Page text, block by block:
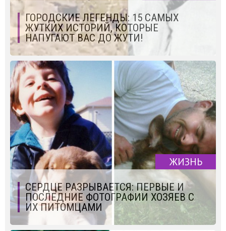
ГОРОДСКИЕ ЛЕГЕНДЫ: 15 САМЫХ
ЖУТКИХ ИСТОРИЙ, КОТОРЫЕ
НАПУГАЮТ ВАС ДО ЖУТИ!
ЖИЗНЬ
СЕРДЦЕ РАЗРЫВАЕТСЯ: ПЕРВЫЕ И
ПОСЛЕДНИЕ ФОТОГРАФИИ ХОЗЯЕВ С
ИХ ПИТОМЦАМИ